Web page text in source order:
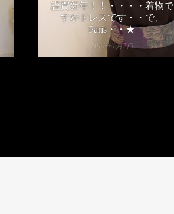
謹賀新年！！・・・・着物で
すがドレスです・・で、
Paris・・★
2014年1月7日